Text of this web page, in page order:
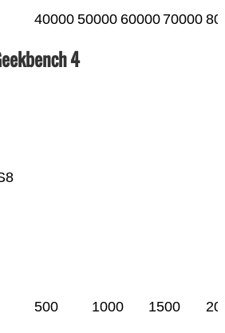
40000 50000 60000 70000
4
500 1000 1500